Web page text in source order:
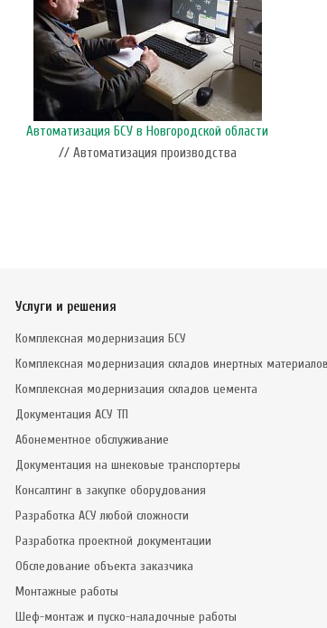
Автоматизация БСУ в Новгородской области
// Автоматизация производства
Услуги и решения
Комплексная модернизация БСУ
Комплексная модернизация складов инертных материалов
Комплексная модернизация складов цемента
Документация АСУ ТП
Абонементное обслуживание
Документация на шнековые транспортеры
Консалтинг в закупке оборудования
Разработка АСУ любой сложности
Разработка проектной документации
Обследование объекта заказчика
Монтажные работы
Шеф-монтаж и пуско-наладочные работы